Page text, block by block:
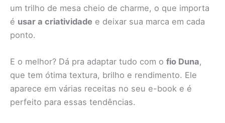
um trilho de mesa cheio de charme, o que importa
é usar a criatividade e deixar sua marca em cada
ponto.
E o melhor? Dá pra adaptar tudo com o fio Duna,
que tem ótima textura, brilho e rendimento. Ele
aparece em várias receitas no seu e-book e é
perfeito para essas tendências.